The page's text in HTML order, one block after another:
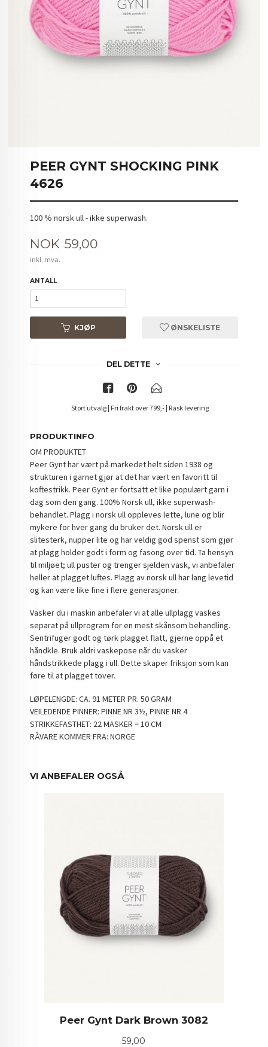
PEER GYNT SHOCKING PINK
4626
100 % norsk ull - ikke superwash.
Pris
NOK 59,00
inkl. mva.
ANTALL
KJØP ØNSKELISTE
DEL DETTE
Stort utvalg | Fri frakt over 799,- | Rask levering
PRODUKTINFO
OM PRODUKTET
Peer Gynt har vært på markedet helt siden 1938 og
strukturen i garnet gjør at det har vært en favoritt til
koftestrikk. Peer Gynt er fortsatt et like populært garn i
dag som den gang. 100% Norsk ull, ikke superwash-
behandlet. Plagg i norsk ull oppleves lette, lune og blir
mykere for hver gang du bruker det. Norsk ull er
slitesterk, nupper lite og har veldig god spenst som gjør
at plagg holder godt i form og fasong over tid. Ta hensyn
til miljøet; ull puster og trenger sjelden vask, vi anbefaler
heller at plagget luftes. Plagg av norsk ull har lang levetid
og kan være like fine i flere generasjoner.
Vasker du i maskin anbefaler vi at alle ullplagg vaskes
separat på ullprogram for en mest skånsom behandling.
Sentrifuger godt og tørk plagget flatt, gjerne oppå et
håndkle. Bruk aldri vaskepose når du vasker
håndstrikkede plagg i ull. Dette skaper friksjon som kan
føre til at plagget tover.
LØPELENGDE: CA. 91 METER PR. 50 GRAM
VEILEDENDE PINNER: PINNE NR 3½, PINNE NR 4
STRIKKEFASTHET: 22 MASKER = 10 CM
RÅVARE KOMMER FRA: NORGE
VI ANBEFALER OGSÅ
Peer Gynt Dark Brown 3082
Pris
59,00